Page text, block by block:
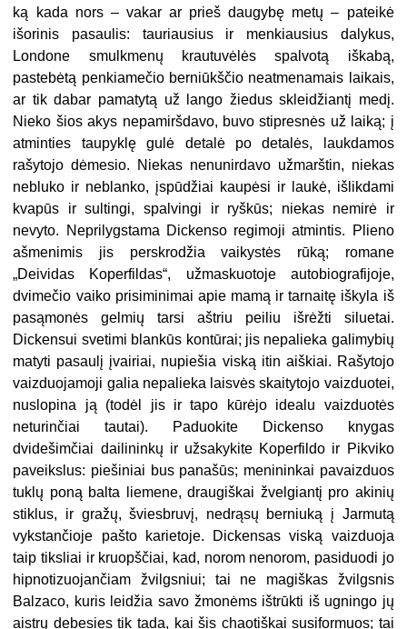
ką kada nors – vakar ar prieš daugybę metų – pateikė
išorinis pasaulis: tauriausius ir menkiausius dalykus,
Londone smulkmenų krautuvėlės spalvotą iškabą,
pastebėtą penkiamečio berniūkščio neatmenamais laikais,
ar tik dabar pamatytą už lango žiedus skleidžiantį medį.
Nieko šios akys nepamiršdavo, buvo stipresnės už laiką; į
atminties taupyklę gulė detalė po detalės, laukdamos
rašytojo dėmesio. Niekas nenunirdavo užmarštin, niekas
nebluko ir neblanko, įspūdžiai kaupėsi ir laukė, išlikdami
kvapūs ir sultingi, spalvingi ir ryškūs; niekas nemirė ir
nevyto. Neprilygstama Dickenso regimoji atmintis. Plieno
ašmenimis jis perskrodžia vaikystės rūką; romane
„Deividas Koperfildas“, užmaskuotoje autobiografijoje,
dvimečio vaiko prisiminimai apie mamą ir tarnaitę iškyla iš
pasąmonės gelmių tarsi aštriu peiliu išrėžti siluetai.
Dickensui svetimi blankūs kontūrai; jis nepalieka galimybių
matyti pasaulį įvairiai, nupiešia viską itin aiškiai. Rašytojo
vaizduojamoji galia nepalieka laisvės skaitytojo vaizduotei,
nuslopina ją (todėl jis ir tapo kūrėjo idealu vaizduotės
neturinčiai tautai). Paduokite Dickenso knygas
dvidešimčiai dailininkų ir užsakykite Koperfildo ir Pikviko
paveikslus: piešiniai bus panašūs; menininkai pavaizduos
tuklų poną balta liemene, draugiškai žvelgiantį pro akinių
stiklus, ir gražų, šviesbruvį, nedrąsų berniuką į Jarmutą
vykstančioje pašto karietoje. Dickensas viską vaizduoja
taip tiksliai ir kruopščiai, kad, norom nenorom, pasiduodi jo
hipnotizuojančiam žvilgsniui; tai ne magiškas žvilgsnis
Balzaco, kuris leidžia savo žmonėms ištrūkti iš ugningo jų
aistrų debesies tik tada, kai šis chaotiškai susiformuos; tai